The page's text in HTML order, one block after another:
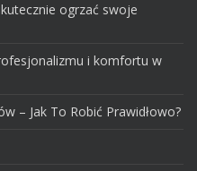
ogrzać swoje
i komfortu w
– Jak To Robić Prawidłowo?